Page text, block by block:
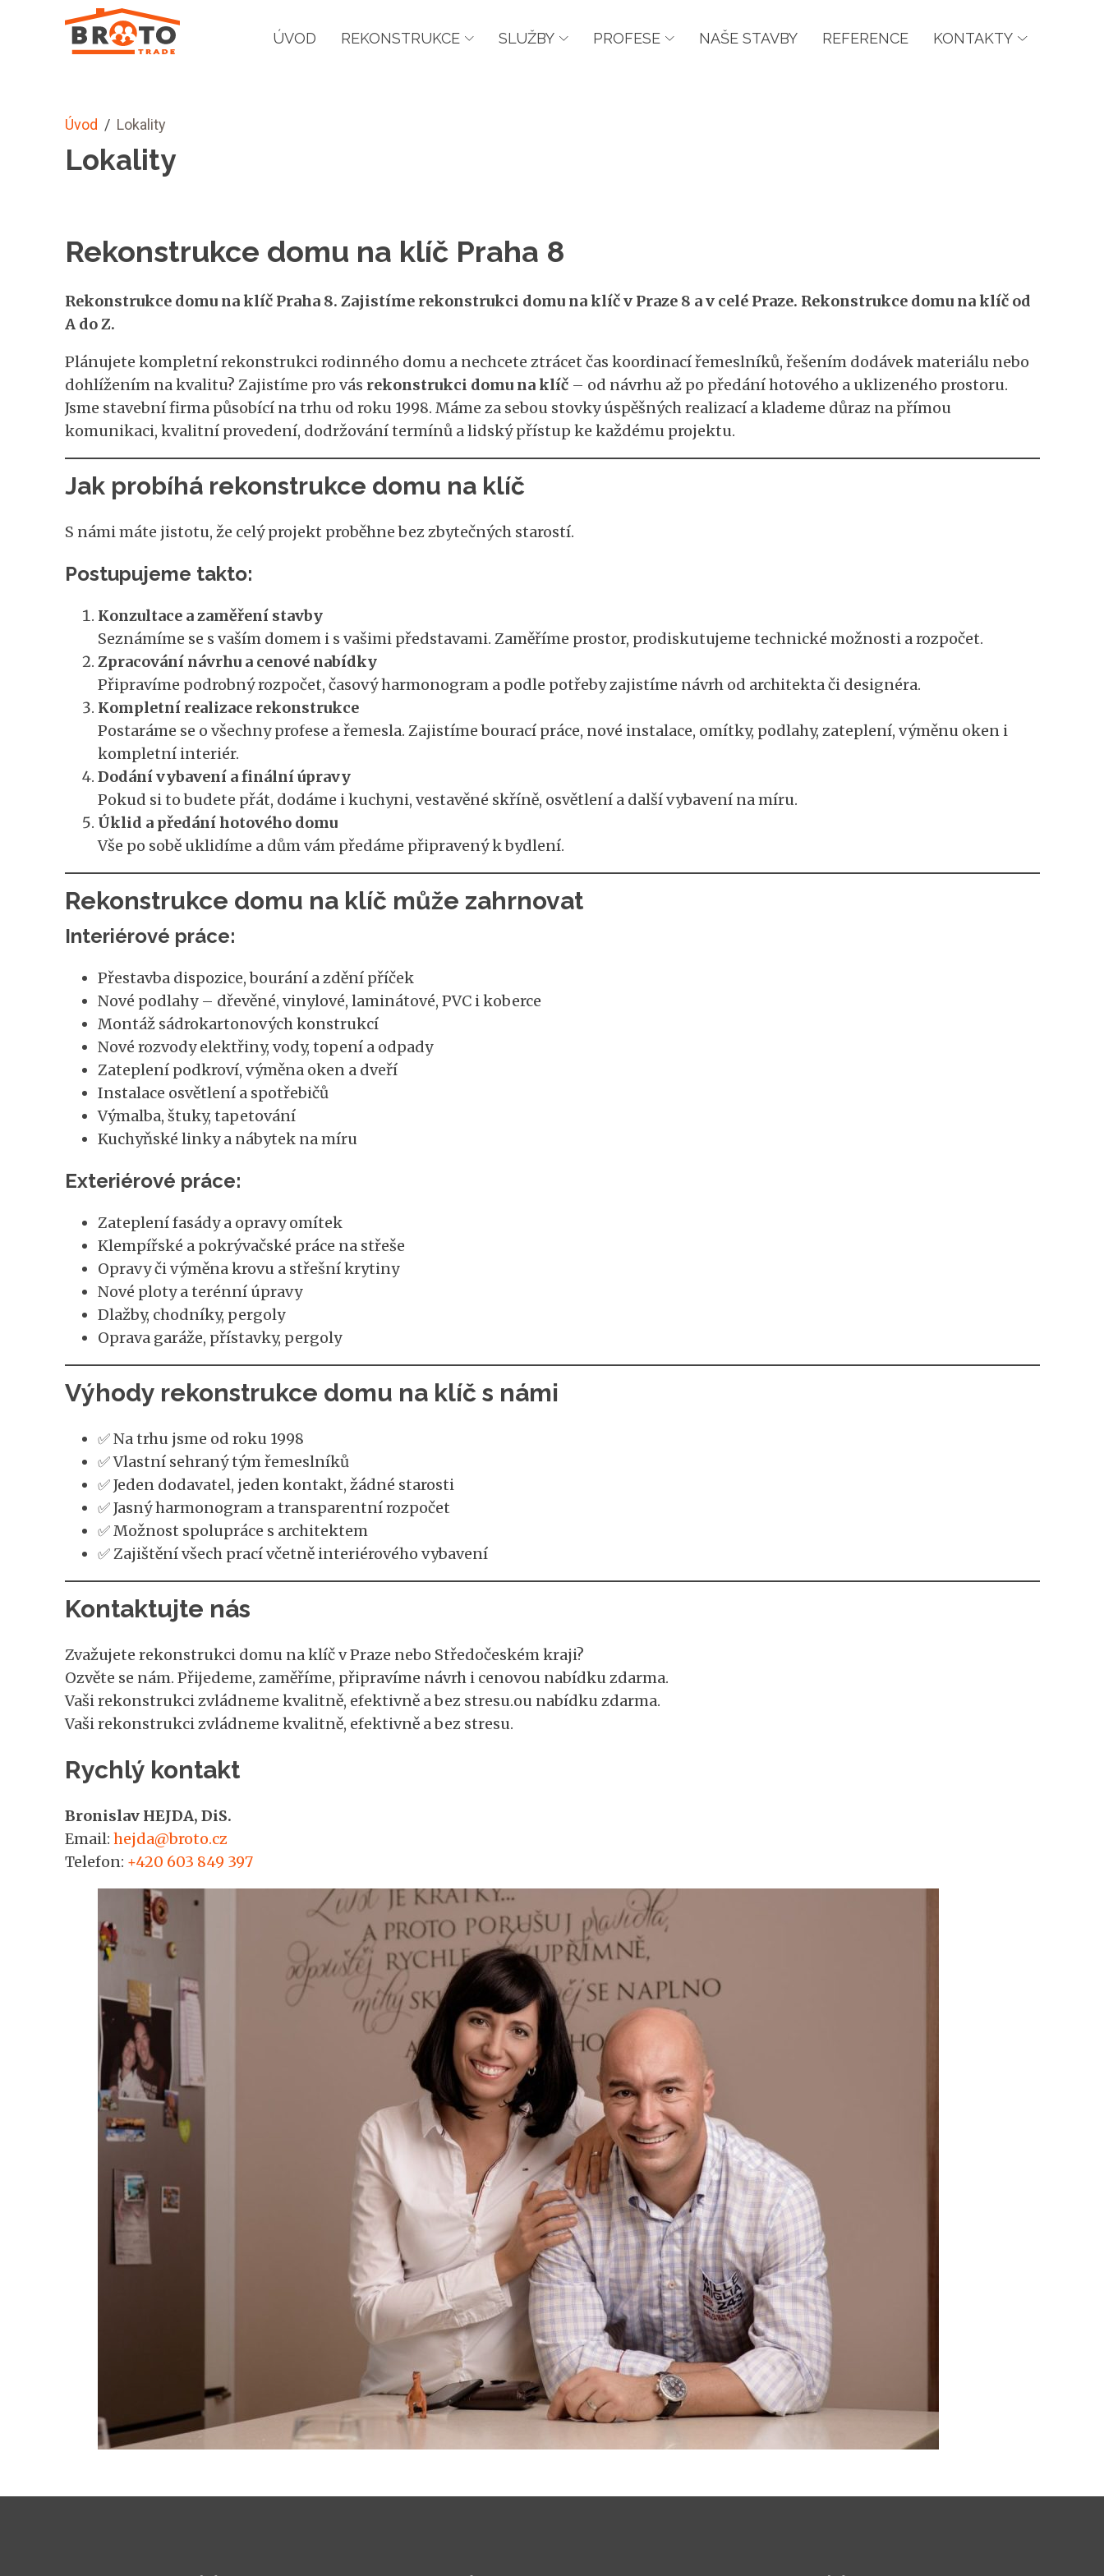
ÚVOD REKONSTRUKCE SLUŽBY PROFESE NAŠE STAVBY REFERENCE KONTAKTY
Úvod / Lokality
Lokality
Rekonstrukce domu na klíč Praha 8
Rekonstrukce domu na klíč Praha 8. Zajistíme rekonstrukci domu na klíč v Praze 8 a v celé Praze. Rekonstrukce domu na klíč od
A do Z.
Plánujete kompletní rekonstrukci rodinného domu a nechcete ztrácet čas koordinací řemeslníků, řešením dodávek materiálu nebo
dohlížením na kvalitu? Zajistíme pro vás rekonstrukci domu na klíč– od návrhu až po předání hotového a uklizeného prostoru.
Jsme stavební firma působící na trhu od roku 1998. Máme za sebou stovky úspěšných realizací a klademe důraz na přímou
komunikaci, kvalitní provedení, dodržování termínů a lidský přístup ke každému projektu.
Jak probíhá rekonstrukce domu na klíč
S námi máte jistotu, že celý projekt proběhne bez zbytečných starostí.
Postupujeme takto:
Konzultace a zaměření stavby
Seznámíme se s vaším domem i s vašimi představami. Zaměříme prostor, prodiskutujeme technické možnosti a rozpočet.
Zpracování návrhu a cenové nabídky
Připravíme podrobný rozpočet, časový harmonogram a podle potřeby zajistíme návrh od architekta či designéra.
Kompletní realizace rekonstrukce
Postaráme se o všechny profese a řemesla. Zajistíme bourací práce, nové instalace, omítky, podlahy, zateplení, výměnu oken i
kompletní interiér.
Dodání vybavení a finální úpravy
Pokud si to budete přát, dodáme i kuchyni, vestavěné skříně, osvětlení a další vybavení na míru.
Úklid a předání hotového domu
Vše po sobě uklidíme a dům vám předáme připravený k bydlení.
Rekonstrukce domu na klíč může zahrnovat
Interiérové práce:
Přestavba dispozice, bourání a zdění příček
Nové podlahy – dřevěné, vinylové, laminátové, PVC i koberce
Montáž sádrokartonových konstrukcí
Nové rozvody elektřiny, vody, topení a odpady
Zateplení podkroví, výměna oken a dveří
Instalace osvětlení a spotřebičů
Výmalba, štuky, tapetování
Kuchyňské linky a nábytek na míru
Exteriérové práce:
Zateplení fasády a opravy omítek
Klempířské a pokrývačské práce na střeše
Opravy či výměna krovu a střešní krytiny
Nové ploty a terénní úpravy
Dlažby, chodníky, pergoly
Oprava garáže, přístavky, pergoly
Výhody rekonstrukce domu na klíč s námi
✅ Na trhu jsme od roku 1998
✅ Vlastní sehraný tým řemeslníků
✅ Jeden dodavatel, jeden kontakt, žádné starosti
✅ Jasný harmonogram a transparentní rozpočet
✅ Možnost spolupráce s architektem
✅ Zajištění všech prací včetně interiérového vybavení
Kontaktujte nás
Zvažujete rekonstrukci domu na klíč v Praze nebo Středočeském kraji?
Ozvěte se nám. Přijedeme, zaměříme, připravíme návrh i cenovou nabídku zdarma.
Vaši rekonstrukci zvládneme kvalitně, efektivně a bez stresu.ou nabídku zdarma.
Vaši rekonstrukci zvládneme kvalitně, efektivně a bez stresu.
Rychlý kontakt
Bronislav HEJDA, DiS.
Email: hejda@broto.cz
Telefon: +420 603 849 397